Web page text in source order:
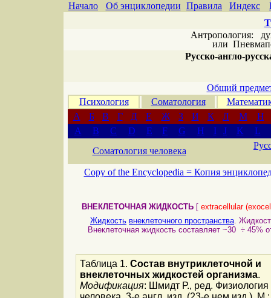
Начало Об энциклопедии Правила Индекс
Антропология:
или
Русско-англо-
Общий
Психология
Соматология
А
Б В Г Д Е Ж З И К Л М
Н
A
B C D E F G H I J K
L
Соматология человека
Copy of the Encyclopedia = Копия
ВНЕКЛЕТОЧНАЯ ЖИДКОСТЬ [ extracellular
Жидкость внеклеточного пространства.
Внеклеточная жидкость составляет ~30 ÷ 45%
Таблица 1. Состав внутриклеточной и
внеклеточных жидкостей организма.
Модификация: Шмидт Р., ред. Физиология